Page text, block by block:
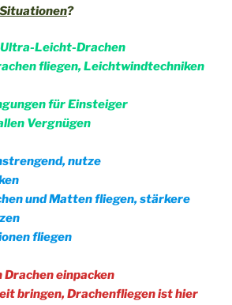
?
Ultra-Leicht-Drachen
fliegen, Leichtwindtechniken
für Einsteiger
Vergnügen
nutze
und Matten fliegen, stärkere
fliegen
Drachen einpacken
bringen, Drachenfliegen ist hier